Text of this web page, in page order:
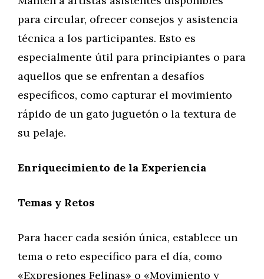
para circular, ofrecer consejos y asistencia
técnica a los participantes. Esto es
especialmente útil para principiantes o para
aquellos que se enfrentan a desafíos
específicos, como capturar el movimiento
rápido de un gato juguetón o la textura de
su pelaje.
Enriquecimiento de la Experiencia
Temas y Retos
Para hacer cada sesión única, establece un
tema o reto específico para el día, como
«Expresiones Felinas» o «Movimiento y